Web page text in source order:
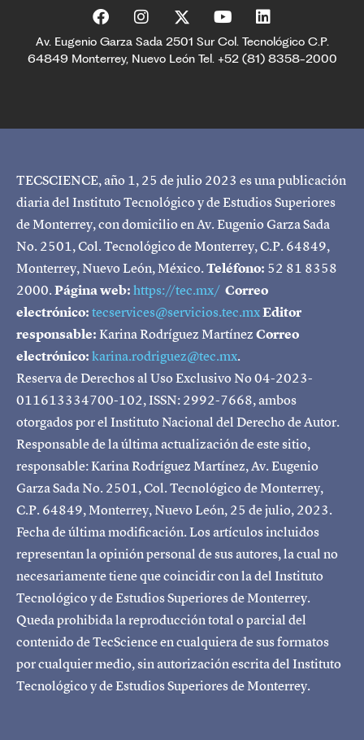
Av. Eugenio Garza Sada 2501 Sur Col. Tecnológico C.P.
64849 Monterrey, Nuevo León Tel. +52 (81) 8358-2000
TECSCIENCE, año 1, 25 de julio 2023 es una publicación
diaria del Instituto Tecnológico y de Estudios Superiores
de Monterrey, con domicilio en Av. Eugenio Garza Sada
No. 2501, Col. Tecnológico de Monterrey, C.P. 64849,
Monterrey, Nuevo León, México.Teléfono: 52 81 8358
2000.Página web:https://tec.mx/ Correo
electrónico:tecservices@servicios.tec.mxEditor
responsable:Karina Rodríguez MartínezCorreo
electrónico:karina.rodriguez@tec.mx.
Reserva de Derechos al Uso Exclusivo No 04-2023-
011613334700-102, ISSN: 2992-7668, ambos
otorgados por el Instituto Nacional del Derecho de Autor.
Responsable de la última actualización de este sitio,
responsable: Karina Rodríguez Martínez, Av. Eugenio
Garza Sada No. 2501, Col. Tecnológico de Monterrey,
C.P. 64849, Monterrey, Nuevo León, 25 de julio, 2023.
Fecha de última modificación. Los artículos incluidos
representan la opinión personal de sus autores, la cual no
necesariamente tiene que coincidir con la del Instituto
Tecnológico y de Estudios Superiores de Monterrey.
Queda prohibida la reproducción total o parcial del
contenido de TecScience en cualquiera de sus formatos
por cualquier medio, sin autorización escrita del Instituto
Tecnológico y de Estudios Superiores de Monterrey.